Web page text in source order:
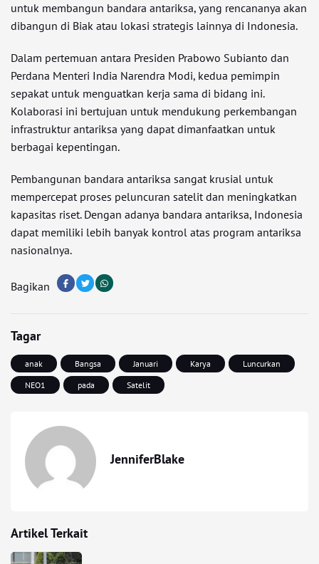
untuk membangun bandara antariksa, yang rencananya akan
dibangun di Biak atau lokasi strategis lainnya di Indonesia.
Dalam pertemuan antara Presiden Prabowo Subianto dan
Perdana Menteri India Narendra Modi, kedua pemimpin
sepakat untuk menguatkan kerja sama di bidang ini.
Kolaborasi ini bertujuan untuk mendukung perkembangan
infrastruktur antariksa yang dapat dimanfaatkan untuk
berbagai kepentingan.
Pembangunan bandara antariksa sangat krusial untuk
mempercepat proses peluncuran satelit dan meningkatkan
kapasitas riset. Dengan adanya bandara antariksa, Indonesia
dapat memiliki lebih banyak kontrol atas program antariksa
nasionalnya.
Bagikan
Tagar
anak Bangsa Januari Karya
Luncurkan
NEO1
pada Satelit
JenniferBlake
Artikel Terkait